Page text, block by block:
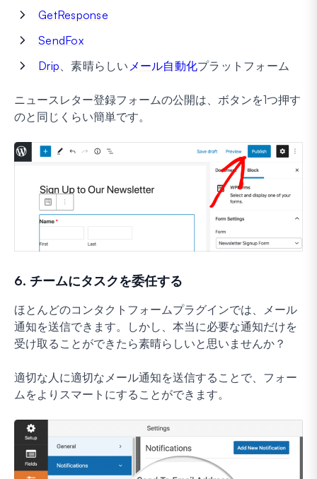
GetResponse
SendFox
Drip 、素晴らしい メール自動化プラットフォーム
ニュースレター登録フォームの公開は、ボタンを1つ押す
のと同じくらい簡単です。
6. チームにタスクを委任する
ほとんどのコンタクトフォームプラグインでは、メール
通知を送信できます。しかし、本当に必要な通知だけを
受け取ることができたら素晴らしいと思いませんか？
適切な人に適切なメール通知を送信することで、フォー
ムをよりスマートにすることができます。